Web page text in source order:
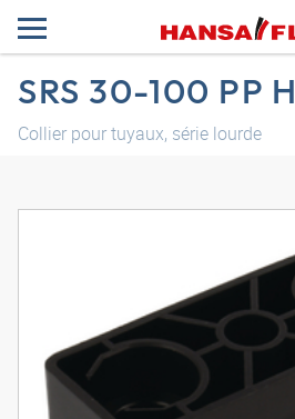
SRS 30-100 PP H
Collier pour tuyaux, série lourde